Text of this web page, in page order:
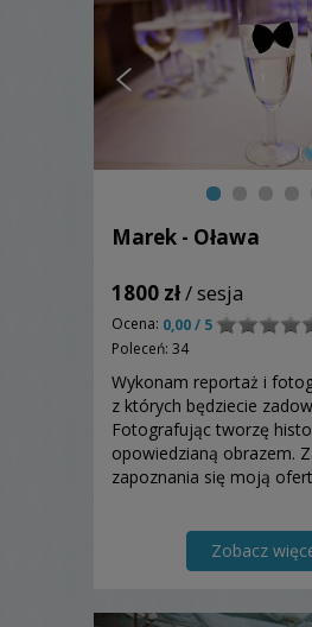
Marek - Oława
1800 zł/ sesja
Ocena: 0,00 / 5
Poleceń: 34
Wykonam reportaż i
z których będziecie
Fotografując tworzę
opowiedzianą obrazem.
zapoznania się moją
Zobacz